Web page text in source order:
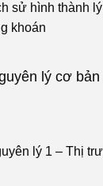
sử hình thành
khoán
lý cơ
lý 1 – Thị